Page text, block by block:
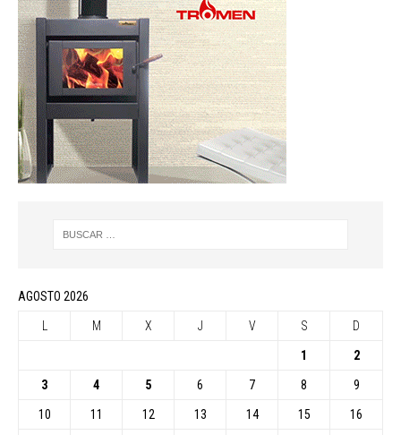
AGOSTO 2026
L M X J V S D
1 2
3 4 5 6 7 8 9
10 11 12 13 14 15 16